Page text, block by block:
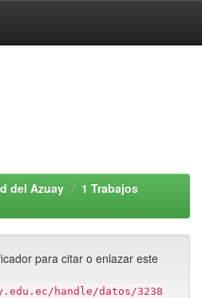
del Azuay
1 Trabajos
para citar o enlazar este
handle/datos/3238